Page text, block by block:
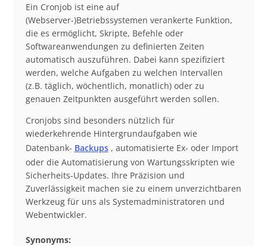
Ein Cronjob ist eine auf
(Webserver-)Betriebssystemen verankerte Funktion,
die es ermöglicht, Skripte, Befehle oder
Softwareanwendungen zu definierten Zeiten
automatisch auszuführen. Dabei kann spezifiziert
werden, welche Aufgaben zu welchen Intervallen
(z.B. täglich, wöchentlich, monatlich) oder zu
genauen Zeitpunkten ausgeführt werden sollen.
Cronjobs sind besonders nützlich für
wiederkehrende Hintergrundaufgaben wie
Datenbank- Backups , automatisierte Ex- oder Import
oder die Automatisierung von Wartungsskripten wie
Sicherheits-Updates. Ihre Präzision und
Zuverlässigkeit machen sie zu einem unverzichtbaren
Werkzeug für uns als Systemadministratoren und
Webentwickler.
Synonyms: